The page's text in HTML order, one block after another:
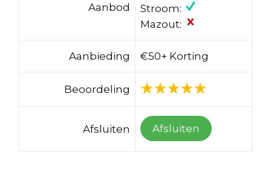
Aanbod
Stroom:
Mazout:
Aanbieding €50+ Korting
Beoordeling
Afsluiten Afsluiten